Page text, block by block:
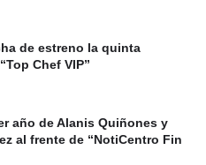
de estreno la quinta
Chef VIP”
año de Alanis Quiñones y
al frente de “NotiCentro Fin